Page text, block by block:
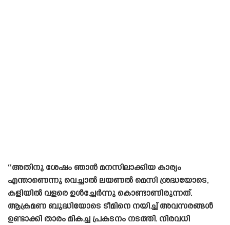
“അതിനു ശേഷം ഞാൻ മനസിലാക്കിയ കാര്യം
എന്താണെന്നു വെച്ചാൽ ലയണൽ മെസി ശ്രദ്ധയോടെ,
കളിയിൽ വളരെ ഉൾച്ചേർന്നു കൊണ്ടാണിരുന്നത്.
ആക്രമണ ബുദ്ധിയോടെ ടീമിനെ നയിച്ച് അവസരങ്ങൾ
ഉണ്ടാക്കി താരം മികച്ച പ്രകടനം നടത്തി. നിരവധി